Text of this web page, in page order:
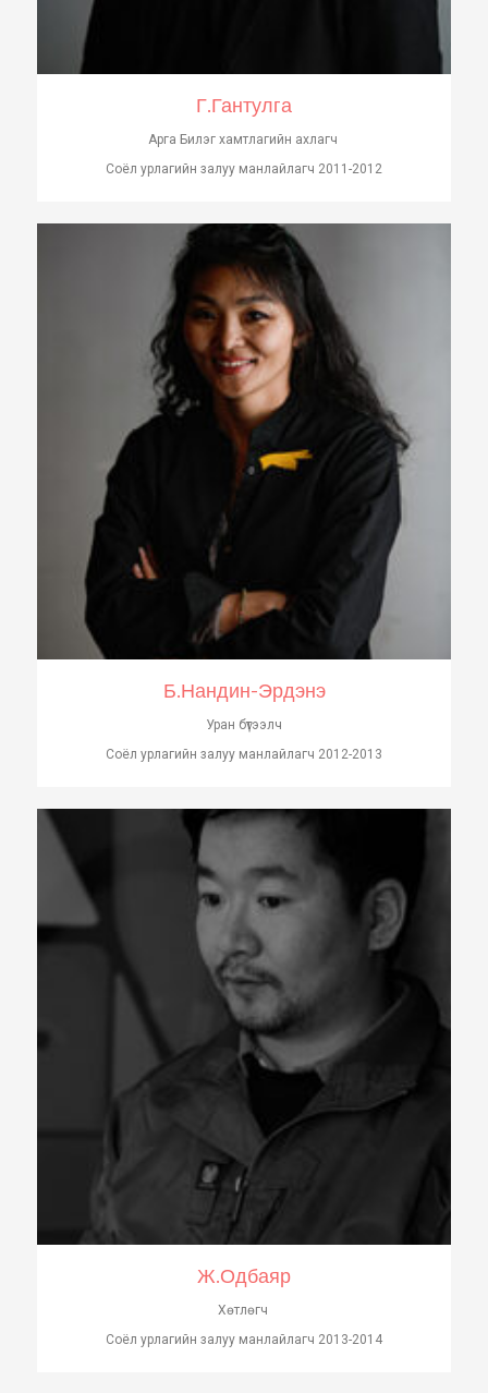
Г.Гантулга
Арга Билэг хамтлагийн ахлагч
Соёл урлагийн залуу манлайлагч 2011-2012
Б.Нандин-Эрдэнэ
Уран бүтээлч
Соёл урлагийн залуу манлайлагч 2012-2013
Ж.Одбаяр
Хөтлөгч
Соёл урлагийн залуу манлайлагч 2013-2014